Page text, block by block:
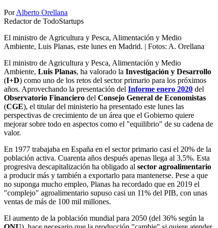
PorAlberto Orellana
Redactor de TodoStartups
El ministro de Agricultura y Pesca, Alimentación y Medio
Ambiente, Luis Planas, este lunes en Madrid. | Fotos: A. Orellana
El ministro de Agricultura y Pesca, Alimentación y Medio
Ambiente, Luis Planas, ha valorado la Investigación y Desarrollo
(I+D) como uno de los retos del sector primario para los próximos
años. Aprovechando la presentación del Informe enero 2020 del
Observatorio Financiero del Consejo General de Economistas
(CGE), el titular del ministerio ha presentado este lunes las
perspectivas de crecimiento de un área que el Gobierno quiere
mejorar sobre todo en aspectos como el "equilibrio" de su cadena de
valor.
En 1977 trabajaba en España en el sector primario casi el 20% de la
población activa. Cuarenta años después apenas llega al 3,5%. Esta
progresiva descapitalización ha obligado al sector agroalimentario
a producir más y también a exportarlo para mantenerse. Pese a que
no suponga mucho empleo, Planas ha recordado que en 2019 el
"complejo" agroalimentario supuso casi un 11% del PIB, con unas
ventas de más de 100 mil millones.
El aumento de la población mundial para 2050 (del 36% según la